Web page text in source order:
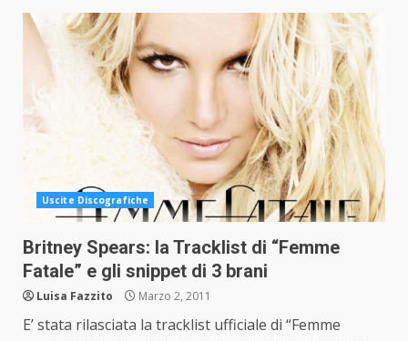
Uscite Discografiche
Britney Spears: la Tracklist di “Femme
Fatale” e gli snippet di 3 brani
Luisa Fazzito Marzo 2, 2011
E’ stata rilasciata la tracklist ufficiale di “Femme